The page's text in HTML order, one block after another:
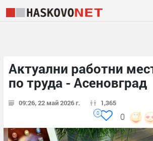
Актуални работни
по труда - Асеновград
09:26, 22 май 2026 г. 1,365
0
0